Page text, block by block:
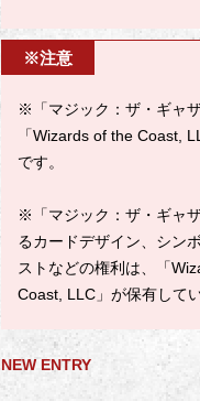
※注意
※「マジック：ザ・ギャ
「Wizards of the Coast,
です。
※「マジック：ザ・ギャ
るカードデザイン、シン
ストなどの権利は、「
Coast, LLC」が保有してい
NEW ENTRY